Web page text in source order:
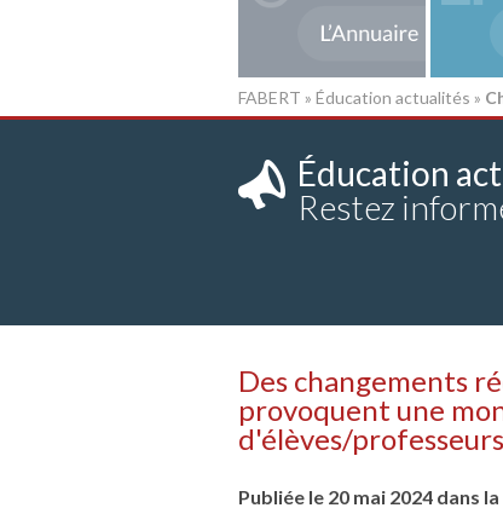
FABERT » Éducation actualités »
Éducation
Restez
Des changements
provoquent une
d'élèves/professeurs
Publiée le 20 mai 2024 dans